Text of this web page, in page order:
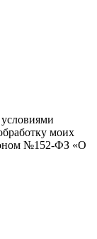
моих
№152-ФЗ «О